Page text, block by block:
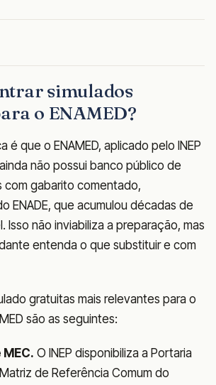
simulados
o ENAMED?
é que o ENAMED, aplicado pelo INEP
não possui banco público de
com gabarito comentado,
ENADE, que acumulou décadas de
Isso não inviabiliza a preparação, mas
entenda o que substituir e com
gratuitas mais relevantes para o
são as seguintes:
MEC. O INEP disponibiliza a Portaria
de Referência Comum do